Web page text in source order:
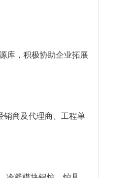
库，积极协助企业拓展
销商及代理商、工程单